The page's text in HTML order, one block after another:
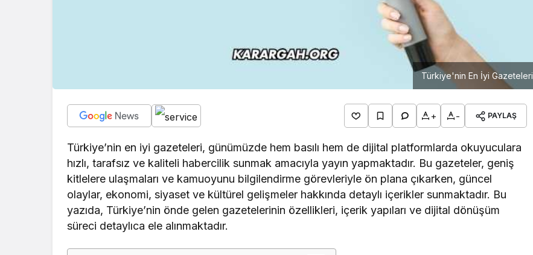
Türkiye'nin En İyi Gazeteleri
+ - PAYLAŞ
Türkiye’nin en iyi gazeteleri, günümüzde hem basılı hem de dijital platformlarda okuyuculara
hızlı, tarafsız ve kaliteli habercilik sunmak amacıyla yayın yapmaktadır. Bu gazeteler, geniş
kitlelere ulaşmaları ve kamuoyunu bilgilendirme görevleriyle ön plana çıkarken, güncel
olaylar, ekonomi, siyaset ve kültürel gelişmeler hakkında detaylı içerikler sunmaktadır. Bu
yazıda, Türkiye’nin önde gelen gazetelerinin özellikleri, içerik yapıları ve dijital dönüşüm
süreci detaylıca ele alınmaktadır.